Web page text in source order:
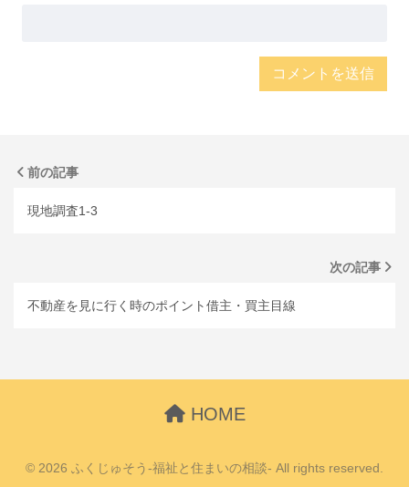
前の記事
現地調査1-3
次の記事
不動産を見に行く時のポイント借主・買主目線
HOME
© 2026 ふくじゅそう-福祉と住まいの相談- All rights reserved.